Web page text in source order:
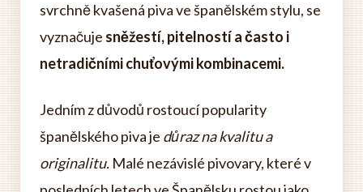
svrchně kvašená piva ve španělském stylu, se
vyznačuje sněžestí, pitelností a často i
netradičními chuťovými kombinacemi.
Jedním z důvodů rostoucí popularity
španělského piva je důraz na kvalitu a
originalitu. Malé nezávislé pivovary, které v